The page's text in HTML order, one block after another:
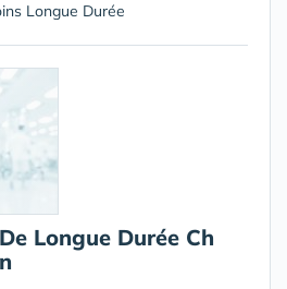
Longue Durée
Longue Durée Ch